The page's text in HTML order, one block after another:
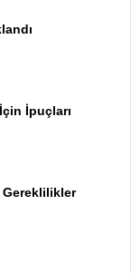
İpuçları
Gereklilikler